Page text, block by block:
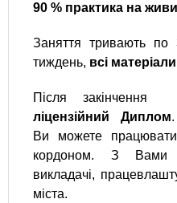
90 % практика на
Заняття тривають
тиждень, всі
Після закінчення
ліцензійний Диплом
Ви можете
кордоном. З Вами
викладачі,
міста.